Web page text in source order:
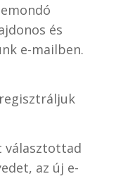
és
e-mailben.
választottad
az új e-